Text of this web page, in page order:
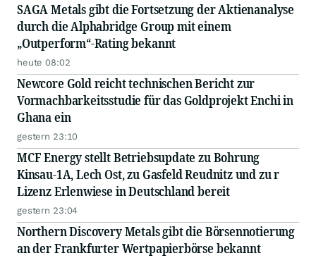
SAGA Metals gibt die Fortsetzung der Aktienanalyse
durch die Alphabridge Group mit einem
„Outperform“-Rating bekannt
heute 08:02
Newcore Gold reicht technischen Bericht zur
Vormachbarkeitsstudie für das Goldprojekt Enchi in
Ghana ein
gestern 23:10
MCF Energy stellt Betriebsupdate zu Bohrung
Kinsau-1A, Lech Ost, zu Gasfeld Reudnitz und zu r
Lizenz Erlenwiese in Deutschland bereit
gestern 23:04
Northern Discovery Metals gibt die Börsennotierung
an der Frankfurter Wertpapierbörse bekannt